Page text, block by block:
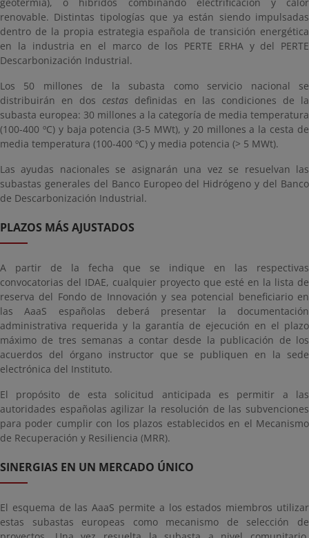
renovable. Distintas tipologías que ya están siendo impulsadas
dentro de la propia estrategia española de transición energética
en la industria en el marco de los PERTE ERHA y del PERTE
Descarbonización Industrial.
Los 50 millones de la subasta como servicio nacional se
distribuirán en dos cestas definidas en las condiciones de la
subasta europea: 30 millones a la categoría de media temperatura
(100-400 ºC) y baja potencia (3-5 MWt), y 20 millones a la cesta de
media temperatura (100-400 ºC) y media potencia (> 5 MWt).
Las ayudas nacionales se asignarán una vez se resuelvan las
subastas generales del Banco Europeo del Hidrógeno y del Banco
de Descarbonización Industrial.
PLAZOS MÁS AJUSTADOS
A partir de la fecha que se indique en las respectivas
convocatorias del IDAE, cualquier proyecto que esté en la lista de
reserva del Fondo de Innovación y sea potencial beneficiario en
las AaaS españolas deberá presentar la documentación
administrativa requerida y la garantía de ejecución en el plazo
máximo de tres semanas a contar desde la publicación de los
acuerdos del órgano instructor que se publiquen en la sede
electrónica del Instituto.
El propósito de esta solicitud anticipada es permitir a las
autoridades españolas agilizar la resolución de las subvenciones
para poder cumplir con los plazos establecidos en el Mecanismo
de Recuperación y Resiliencia (MRR).
SINERGIAS EN UN MERCADO ÚNICO
El esquema de las AaaS permite a los estados miembros utilizar
estas subastas europeas como mecanismo de selección de